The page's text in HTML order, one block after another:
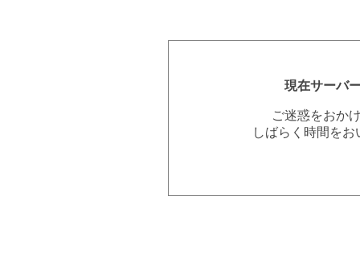
現在サーバ
ご迷惑をおか
しばらく時間を